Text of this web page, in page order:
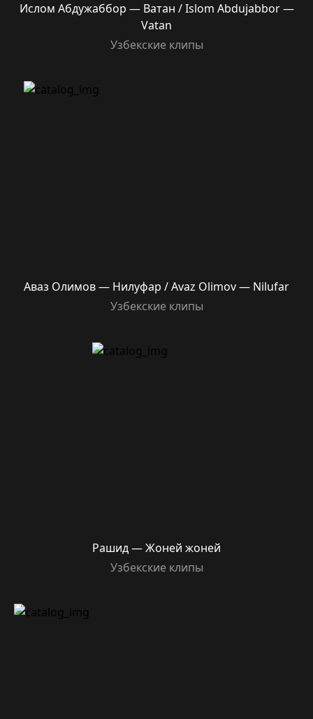
Ислом Абдужаббор — Ватан / Islom Abdujabbor —
Vatan
Узбекские клипы
Аваз Олимов — Нилуфар / Avaz Olimov — Nilufar
Узбекские клипы
Рашид — Жоней жоней
Узбекские клипы